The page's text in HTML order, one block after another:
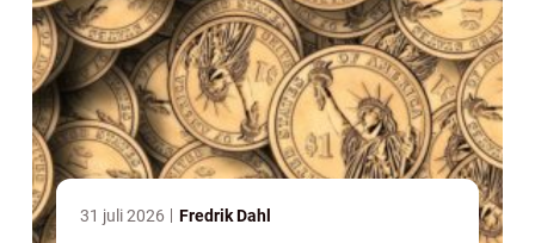
31 juli 2026 Fredrik Dahl